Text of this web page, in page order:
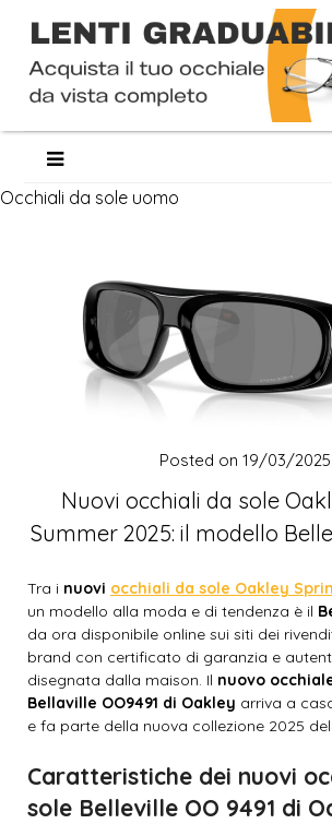
content
Occhiali da sole uomo
Nuovi occhiali da sole
Summer 2025: il modello
Posted on 19/03/2025
Tra i nuovi occhiali da sole Oakley
un modello alla moda e di tendenza è il
da ora disponibile online sui siti dei
brand con certificato di garanzia e
disegnata dalla maison. Il nuovo
Bellaville OO9491 di Oakley arriva a
e fa parte della nuova collezione 2025
Caratteristiche dei nuovi
sole Belleville OO 9491 di